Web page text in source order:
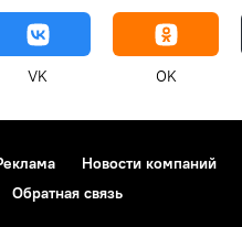
VK OK
Новости компаний
Обратная связь